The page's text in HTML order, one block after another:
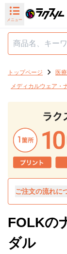
メニュー
トップページ
医
メディカルウェア・
ご注文の流れに
FOLKの
ダル